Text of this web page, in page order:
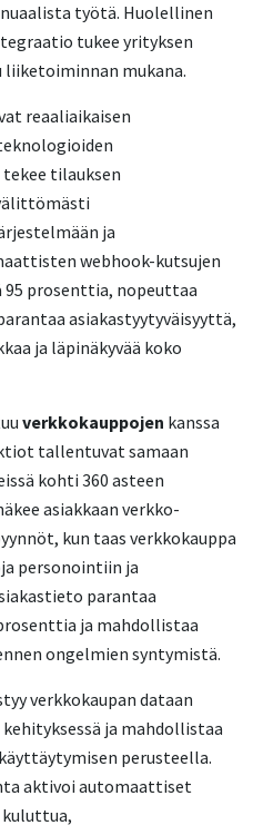
työtä. Huolellinen
tukee yrityksen
mukana.
reaaliaikaisen
tekee tilauksen
ja
webhook-kutsujen
prosenttia, nopeuttaa
asiakastyytyväisyyttä,
ja läpinäkyvää koko
verkkokauppojen kanssa
tallentuvat samaan
kohti 360 asteen
asiakkaan verkko-
kun taas verkkokauppa
personointiin ja
parantaa
ja mahdollistaa
ongelmien syntymistä.
verkkokaupan dataan
ja mahdollistaa
perusteella.
aktivoi automaattiset